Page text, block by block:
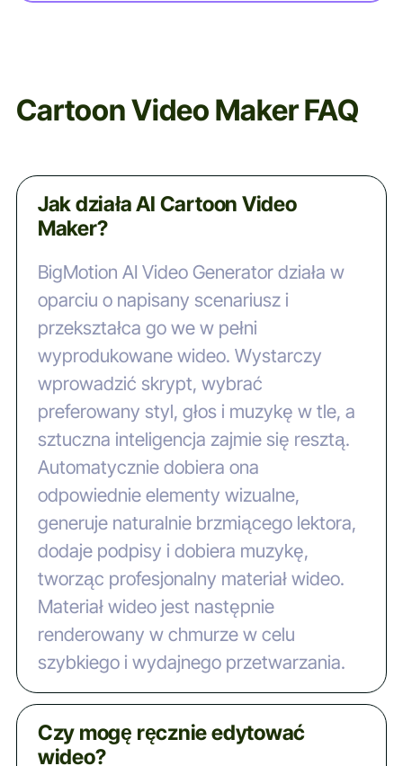
Cartoon Video Maker FAQ
Jak działa AI Cartoon Video
Maker?
BigMotion AI Video Generator działa w
oparciu o napisany scenariusz i
przekształca go we w pełni
wyprodukowane wideo. Wystarczy
wprowadzić skrypt, wybrać
preferowany styl, głos i muzykę w tle, a
sztuczna inteligencja zajmie się resztą.
Automatycznie dobiera ona
odpowiednie elementy wizualne,
generuje naturalnie brzmiącego lektora,
dodaje podpisy i dobiera muzykę,
tworząc profesjonalny materiał wideo.
Materiał wideo jest następnie
renderowany w chmurze w celu
szybkiego i wydajnego przetwarzania.
Czy mogę ręcznie edytować
wideo?